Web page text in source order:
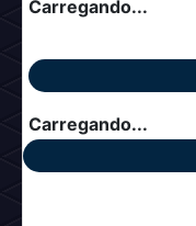
Carregando...
Carregando...